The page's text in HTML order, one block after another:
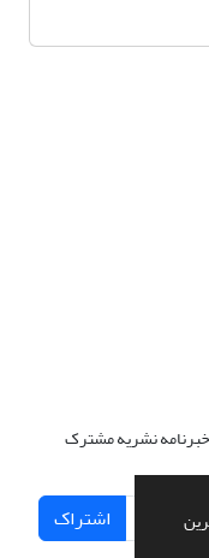
خبرنامه نشریه مشترک
اشتراک